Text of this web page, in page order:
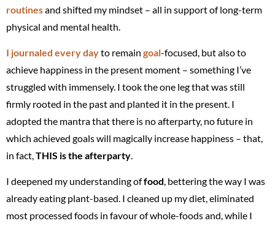
routinesand shifted my mindset – all in support of long-term
physical and mental health.
I journaled every dayto remain goal-focused, but also to
achieve happiness in the present moment – something I’ve
struggled with immensely. I took the one leg that was still
firmly rooted in the past and planted it in the present. I
adopted the mantra that there is no afterparty, no future in
which achieved goals will magically increase happiness – that,
in fact,THIS is the afterparty.
I deepened my understanding offood, bettering the way I was
already eating plant-based. I cleaned up my diet, eliminated
most processed foods in favour of whole-foods and, while I